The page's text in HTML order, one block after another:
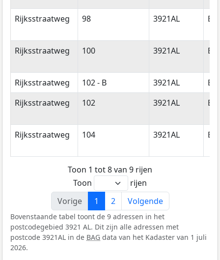
Rijksstraatweg 98 3921AL
Rijksstraatweg 100 3921AL
Rijksstraatweg 102 - B 3921AL
Rijksstraatweg
102 3921AL
Rijksstraatweg 104 3921AL
Toon 1 tot 8 van 9 rijen
Toon
rijen
Vorige
1 2 Volgende
Bovenstaande tabel toont de 9 adressen in het
postcodegebied 3921 AL. Dit zijn alle adressen met
postcode 3921AL in de BAG data van het Kadaster van 1 juli
2026.